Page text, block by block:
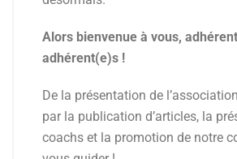
Alors bienvenue à vous,
adhérent(e)s !
De la présentation de
par la publication d’articles, la
coachs et la promotion de notre